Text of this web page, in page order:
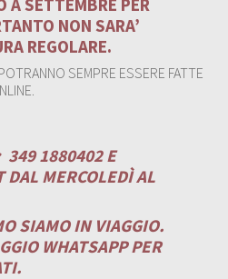
NON SARA’
REGOLARE.
SEMPRE ESSERE FATTE
349 1880402 E
DAL MERCOLEDÌ AL
SIAMO IN VIAGGIO.
WHATSAPP PER